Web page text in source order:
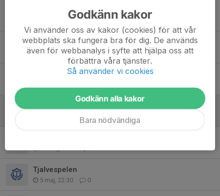
Tidigare nyheter
Friidrottsträning - söndag 16 augusti
Igår, 22:28 0
Information ang. Tjalvespelen 7 juni
Tjalvespelen
5 maj, 22:30 0
Godkänn kakor
Vi använder oss av kakor (cookies) för att vår
webbplats ska fungera bra för dig. De används
även för webbanalys i syfte att hjälpa oss att
förbättra våra tjänster.
Så använder vi cookies
Godkänn alla kakor
Bara nödvändiga